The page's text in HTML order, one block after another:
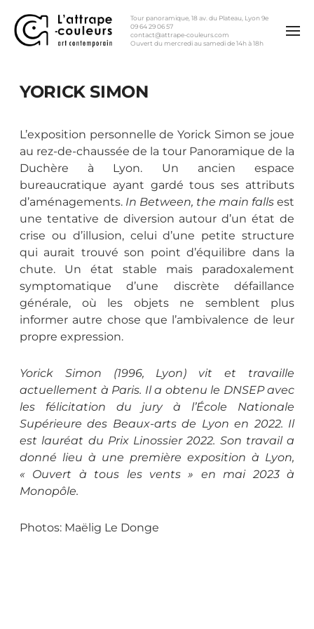
Tour panoramique, 18 av. du Plateau, Lyon 9e
09 64 29 06 57
contact@attrape-couleurs.com
Ouvert du mercredi au samedi de 14h à 18h
YORICK SIMON
L’exposition personnelle de Yorick Simon se joue
au rez-de-chaussée de la tour Panoramique de la
Duchère à Lyon. Un ancien espace
bureaucratique ayant gardé tous ses attributs
d’aménagements. In Between, the main falls est
une tentative de diversion autour d’un état de
crise ou d’illusion, celui d’une petite structure
qui aurait trouvé son point d’équilibre dans la
chute. Un état stable mais paradoxalement
symptomatique d’une discrète défaillance
générale, où les objets ne semblent plus
informer autre chose que l’ambivalence de leur
propre expression.
Yorick Simon (1996, Lyon) vit et travaille
actuellement à Paris. Il a obtenu le DNSEP avec
les félicitation du jury à l’École Nationale
Supérieure des Beaux-arts de Lyon en 2022. Il
est lauréat du Prix Linossier 2022. Son travail a
donné lieu à une première exposition à Lyon,
« Ouvert à tous les vents » en mai 2023 à
Monopôle.
Photos: Maëlig Le Donge